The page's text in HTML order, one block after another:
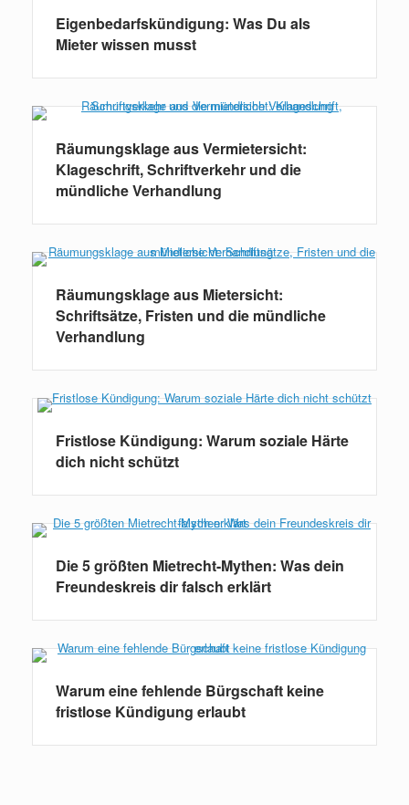
Eigenbedarfskündigung: Was Du als
Mieter wissen musst
Räumungsklage aus Vermietersicht:
Klageschrift, Schriftverkehr und die
mündliche Verhandlung
Räumungsklage aus Mietersicht:
Schriftsätze, Fristen und die mündliche
Verhandlung
Fristlose Kündigung: Warum soziale Härte
dich nicht schützt
Die 5 größten Mietrecht-Mythen: Was dein
Freundeskreis dir falsch erklärt
Warum eine fehlende Bürgschaft keine
fristlose Kündigung erlaubt